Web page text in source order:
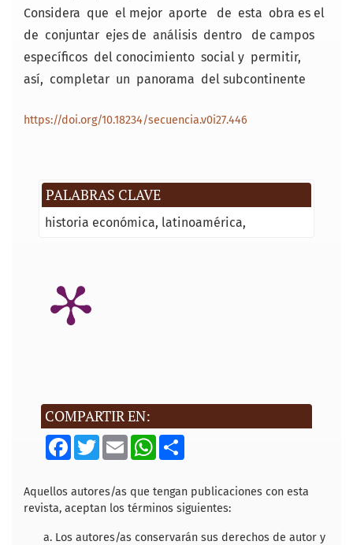
PALABRAS CLAVE
historia económica latinoamérica
COMPARTIR EN:
F
a
b
o
o
T
w
t
e
r
E
m
l
W
s
A
p
S
e
Considera que el mejor aporte de esta obra es el
de conjuntar ejes de análisis dentro de campos
específicos del conocimiento social y permitir,
así, completar un panorama del subcontinente
https://doi.org/10.18234/secuencia.v0i27.446
Aquellos autores/as que tengan publicaciones con esta
revista, aceptan los términos siguientes:
Los autores/as conservarán sus derechos de autor y